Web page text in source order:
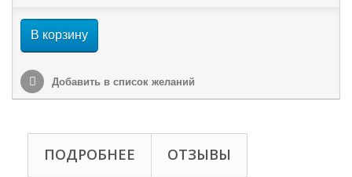
В корзину
Добавить в список желаний
ПОДРОБНЕЕ ОТЗЫВЫ